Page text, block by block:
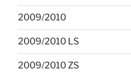
2009/2010
2009/2010 LS
2009/2010 ZS